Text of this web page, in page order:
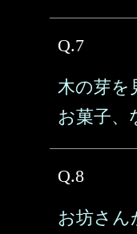
Q.7
木の芽を
お菓子、
Q.8
お坊さん